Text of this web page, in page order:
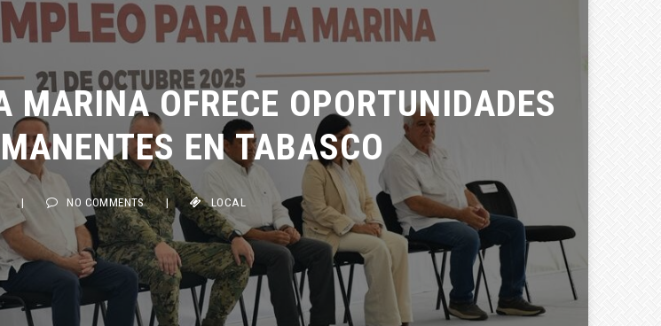
OFRECE OPORTUNIDADES
EN TABASCO
NO COMMENTS | LOCAL